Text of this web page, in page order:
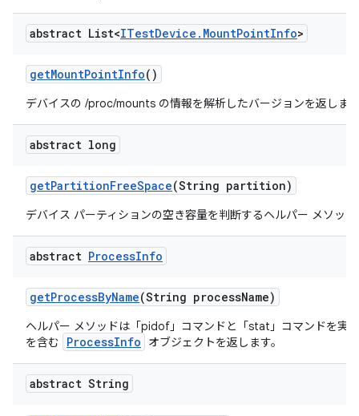
abstract List<ITestDevice . MountPointInfo>
getMountPointInfo()
デバイスの /proc/mounts の情報を解析したバージョンを返しま
abstract long
getPartitionFreeSpace(String partition)
デバイス パーティションの空き容量を判断するヘルパー メソッ
abstract ProcessInfo
getProcessByName(String processName)
ヘルパー メソッドは「pidof」コマンドと「stat」コマンドを実
を含む
ProcessInfo オブジェクトを返します。
abstract String